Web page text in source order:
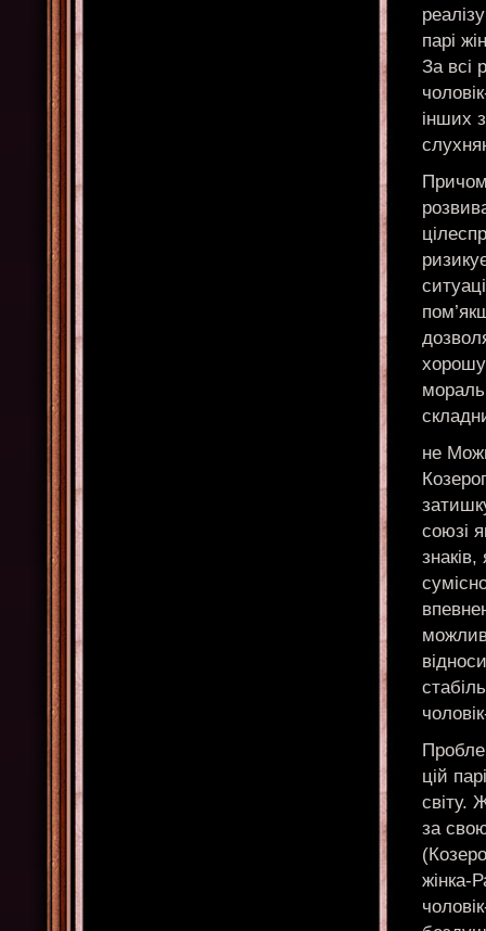
парі
За всі
інших
хорошу
не
союзі
цій
світу.
за
жінка-